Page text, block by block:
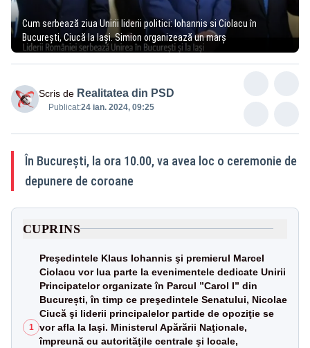
Cum serbează ziua Unirii liderii politici: Iohannis si Ciolacu în
București, Ciucă la Iași. Simion organizează un marș
Scris de Realitatea din PSD
Publicat:24 ian. 2024, 09:25
În Bucureşti, la ora 10.00, va avea loc o ceremonie de
depunere de coroane
CUPRINS
1
Preşedintele Klaus Iohannis şi premierul Marcel
Ciolacu vor lua parte la evenimentele dedicate Unirii
Principatelor organizate în Parcul ”Carol I” din
București, în timp ce preşedintele Senatului, Nicolae
Ciucă şi liderii principalelor partide de opoziţie se
vor afla la Iaşi. Ministerul Apărării Naţionale,
împreună cu autorităţile centrale şi locale,